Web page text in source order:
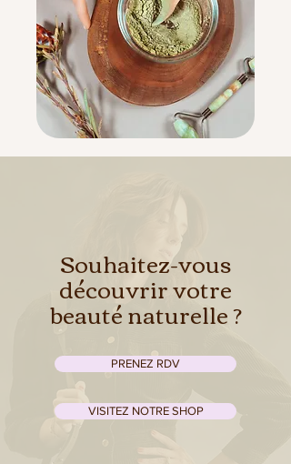
Souhaitez-vous
découvrir votre
beauté naturelle ?
PRENEZ RDV
VISITEZ NOTRE SHOP